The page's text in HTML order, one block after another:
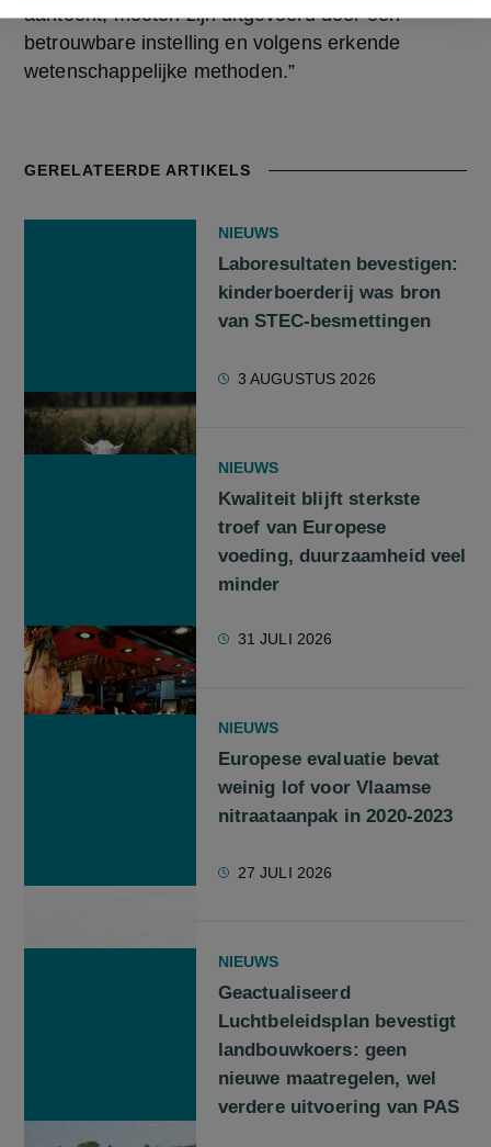
aantoont, moeten zijn uitgevoerd door een
betrouwbare instelling en volgens erkende
wetenschappelijke methoden.”
GERELATEERDE ARTIKELS
NIEUWS
Laboresultaten bevestigen:
kinderboerderij was bron
van STEC-besmettingen
3 AUGUSTUS 2026
NIEUWS
Kwaliteit blijft sterkste
troef van Europese
voeding, duurzaamheid veel
minder
31 JULI 2026
NIEUWS
Europese evaluatie bevat
weinig lof voor Vlaamse
nitraataanpak in 2020-2023
27 JULI 2026
NIEUWS
Geactualiseerd
Luchtbeleidsplan bevestigt
landbouwkoers: geen
nieuwe maatregelen, wel
verdere uitvoering van PAS